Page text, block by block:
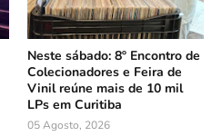
Neste sábado: 8º Encontro de
Colecionadores e Feira de
Vinil reúne mais de 10 mil
LPs em Curitiba
05 Agosto, 2026